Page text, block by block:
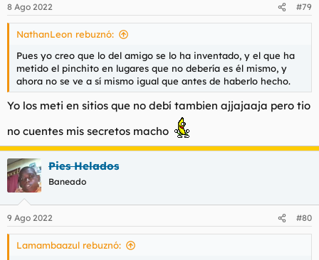
e
s
8 Ago 2022 #79
NathanLeon rebuznó:
Pues yo creo que lo del amigo se lo ha inventado, y el que ha
metido el pinchito en lugares que no debería es él mismo, y
ahora no se ve a sí mismo igual que antes de haberlo hecho.
Yo los meti en sitios que no debí tambien ajjajaaja pero tio
no cuentes mis secretos macho
Pies Helados
Baneado
9 Ago 2022 #80
Lamambaazul rebuznó: